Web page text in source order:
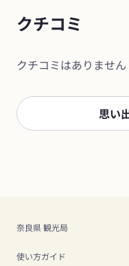
クチコミ
クチコミはありません
思い
奈良県 観光局
使い方ガイド